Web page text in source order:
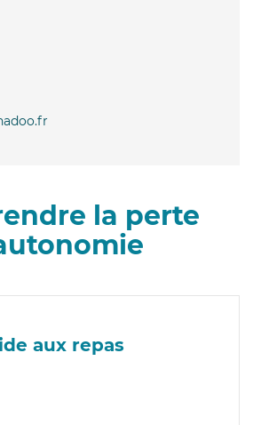
la perte
aux repas